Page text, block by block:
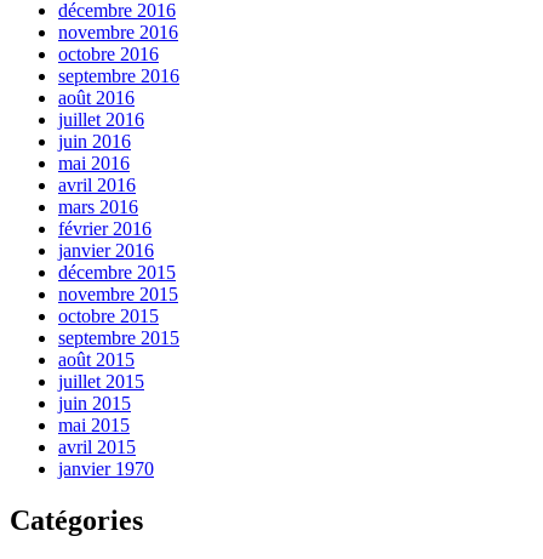
décembre 2016
novembre 2016
octobre 2016
septembre 2016
août 2016
juillet 2016
juin 2016
mai 2016
avril 2016
mars 2016
février 2016
janvier 2016
décembre 2015
novembre 2015
octobre 2015
septembre 2015
août 2015
juillet 2015
juin 2015
mai 2015
avril 2015
janvier 1970
Catégories